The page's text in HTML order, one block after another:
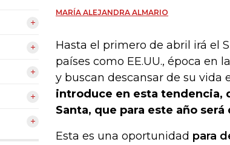
MARÍA ALEJANDRA ALMARIO
Hasta el primero de abril irá el
países como EE.UU., época en
y buscan descansar de su vida
introduce en esta tendencia,
Santa, que para este año será
Esta es una oportunidad para